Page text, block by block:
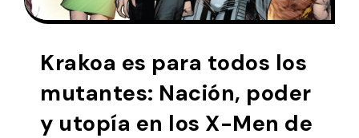
Krakoa es para todos los
mutantes: Nación, poder
y utopía en los X-Men de